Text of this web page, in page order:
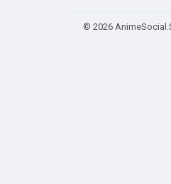
© 2026